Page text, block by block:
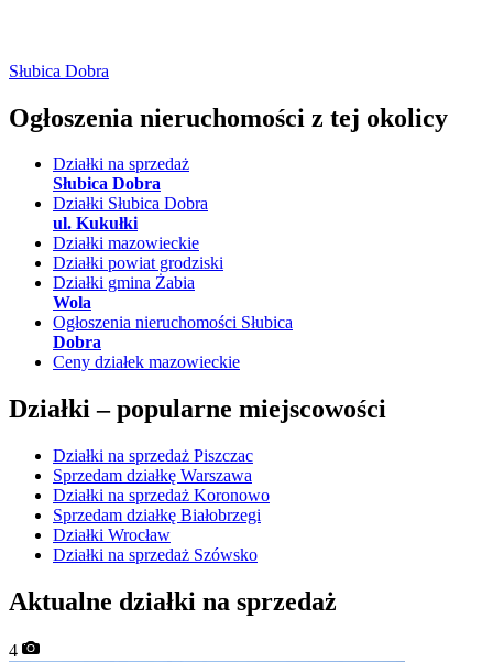
Słubica Dobra
Ogłoszenia nieruchomości z tej okolicy
Działki na sprzedaż
Słubica Dobra
Działki Słubica Dobra
ul. Kukułki
Działki mazowieckie
Działki powiat grodziski
Działki gmina Żabia
Wola
Ogłoszenia nieruchomości Słubica
Dobra
Ceny działek mazowieckie
Działki –popularne miejscowości
Działki na sprzedaż Piszczac
Sprzedam działkę Warszawa
Działki na sprzedaż Koronowo
Sprzedam działkę Białobrzegi
Działki Wrocław
Działki na sprzedaż Szówsko
Aktualne działki na sprzedaż
4